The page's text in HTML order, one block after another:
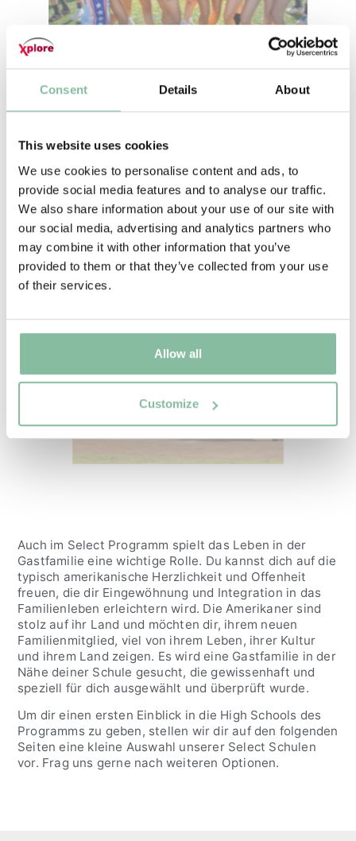
Consent Details About
This website uses cookies
We use cookies to personalise content and ads, to
provide social media features and to analyse our traffic.
We also share information about your use of our site with
our social media, advertising and analytics partners who
may combine it with other information that you’ve
provided to them or that they’ve collected from your use
of their services.
Allow all
Customize
Auch im Select Programm spielt das Leben in der
Gastfamilie eine wichtige Rolle. Du kannst dich auf die
typisch amerikanische Herzlichkeit und Offenheit
freuen, die dir Eingewöhnung und Integration in das
Familienleben erleichtern wird. Die Amerikaner sind
stolz auf ihr Land und möchten dir, ihrem neuen
Familienmitglied, viel von ihrem Leben, ihrer Kultur
und ihrem Land zeigen. Es wird eine Gastfamilie in der
Nähe deiner Schule gesucht, die gewissenhaft und
speziell für dich ausgewählt und überprüft wurde.
Um dir einen ersten Einblick in die High Schools des
Programms zu geben, stellen wir dir auf den folgenden
Seiten eine kleine Auswahl unserer Select Schulen
vor. Frag uns gerne nach weiteren Optionen.